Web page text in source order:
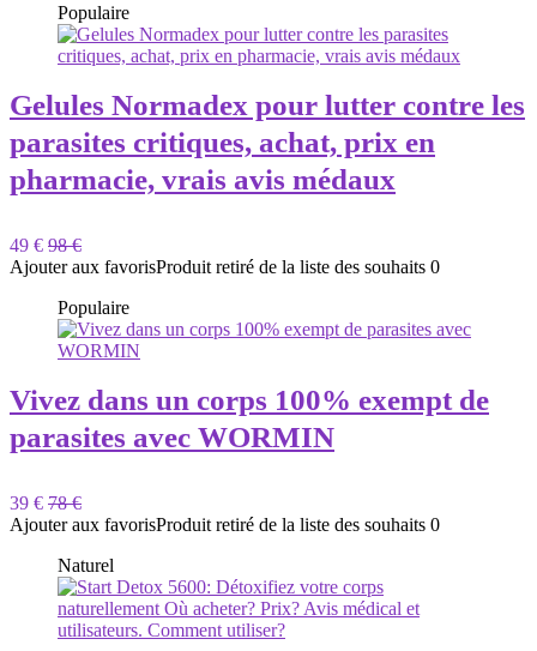
Populaire
Gelules Normadex pour lutter contre les
parasites critiques, achat, prix en
pharmacie, vrais avis médaux
49 € 98 €
Ajouter aux favorisProduit retiré de la liste des souhaits 0
Populaire
Vivez dans un corps 100% exempt de
parasites avec WORMIN
39 € 78 €
Ajouter aux favorisProduit retiré de la liste des souhaits 0
Naturel